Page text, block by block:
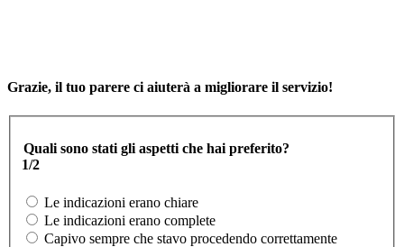
Grazie, il tuo parere ci aiuterà a migliorare il servizio!
Quali sono stati gli aspetti che hai preferito?
1/2
Le indicazioni erano chiare
Le indicazioni erano complete
Capivo sempre che stavo procedendo correttamente